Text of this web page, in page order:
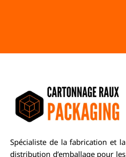
Spécialiste de la fabrication et la
distribution d’emballage pour les